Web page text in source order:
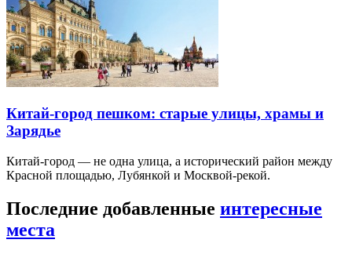
Китай-город пешком: старые улицы, храмы и
Зарядье
Китай-город — не одна улица, а исторический район между
Красной площадью, Лубянкой и Москвой-рекой.
Последние добавленные интересные
места